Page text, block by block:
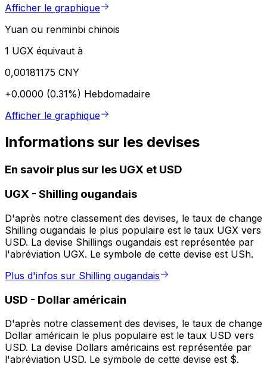
Afficher le graphique
Yuan ou renminbi chinois
1 UGX équivaut à
0,00181175 CNY
+0.0000 (0.31%) Hebdomadaire
Afficher le graphique
Informations sur les devises
En savoir plus sur les UGX et USD
UGX - Shilling ougandais
D'après notre classement des devises, le taux de change
Shilling ougandais le plus populaire est le taux UGX vers
USD. La devise Shillings ougandais est représentée par
l'abréviation UGX. Le symbole de cette devise est USh.
Plus d'infos sur Shilling ougandais
USD - Dollar américain
D'après notre classement des devises, le taux de change
Dollar américain le plus populaire est le taux USD vers
USD. La devise Dollars américains est représentée par
l'abréviation USD. Le symbole de cette devise est $.